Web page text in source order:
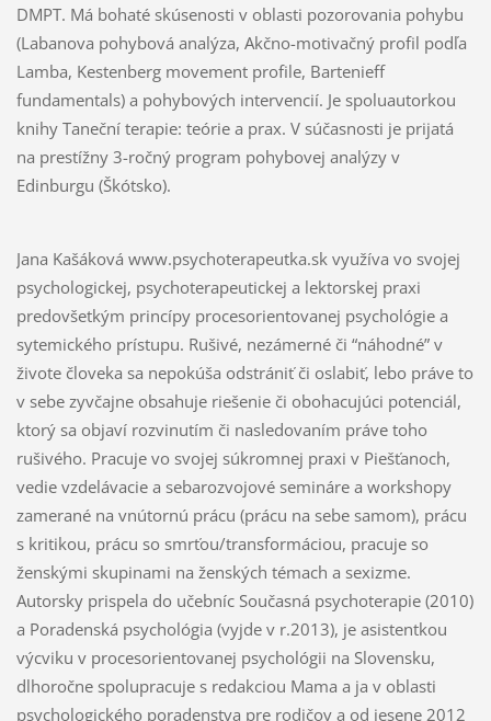
DMPT. Má bohaté skúsenosti v oblasti pozorovania pohybu
(Labanova pohybová analýza, Akčno-motivačný profil podľa
Lamba, Kestenberg movement profile, Bartenieff
fundamentals) a pohybových intervencií. Je spoluautorkou
knihy Taneční terapie: teórie a prax. V súčasnosti je prijatá
na prestížny 3-ročný program pohybovej analýzy v
Edinburgu (Škótsko).
Jana Kašáková www.psychoterapeutka.sk využíva vo svojej
psychologickej, psychoterapeutickej a lektorskej praxi
predovšetkým princípy procesorientovanej psychológie a
sytemického prístupu. Rušivé, nezámerné či “náhodné” v
živote človeka sa nepokúša odstrániť či oslabiť, lebo práve to
v sebe zyvčajne obsahuje riešenie či obohacujúci potenciál,
ktorý sa objaví rozvinutím či nasledovaním práve toho
rušivého. Pracuje vo svojej súkromnej praxi v Piešťanoch,
vedie vzdelávacie a sebarozvojové semináre a workshopy
zamerané na vnútornú prácu (prácu na sebe samom), prácu
s kritikou, prácu so smrťou/transformáciou, pracuje so
ženskými skupinami na ženských témach a sexizme.
Autorsky prispela do učebníc Současná psychoterapie (2010)
a Poradenská psychológia (vyjde v r.2013), je asistentkou
výcviku v procesorientovanej psychológii na Slovensku,
dlhoročne spolupracuje s redakciou Mama a ja v oblasti
psychologického poradenstva pre rodičov a od jesene 2012